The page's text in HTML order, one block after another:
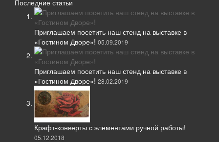
Последние статьи
Приглашаем посетить наш стенд на выставке в
«Гостином Дворе»! 05.09.2019
Приглашаем посетить наш стенд на выставке в
«Гостином Дворе»! 28.02.2019
Крафт-конверты с элементами ручной работы!
05.12.2018